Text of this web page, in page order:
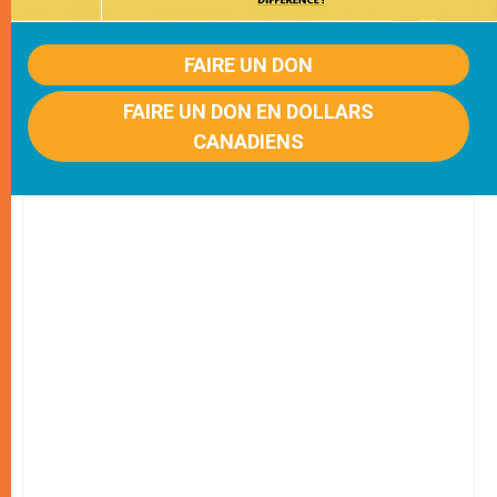
FAIRE UN DON
FAIRE UN DON EN DOLLARS
CANADIENS